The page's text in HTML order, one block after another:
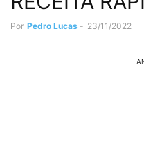
Por Pedro Lucas - 23/11/2022